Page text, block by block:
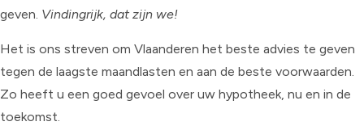
geven. Vindingrijk, dat zijn we!
Het is ons streven om Vlaanderen het beste advies te geven
tegen de laagste maandlasten en aan de beste voorwaarden.
Zo heeft u een goed gevoel over uw hypotheek, nu en in de
toekomst.